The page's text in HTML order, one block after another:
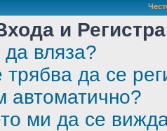
и
вляза?
да се
автоматично?
ми да се